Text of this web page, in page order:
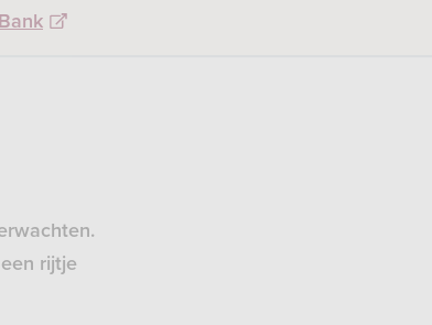
rijtje